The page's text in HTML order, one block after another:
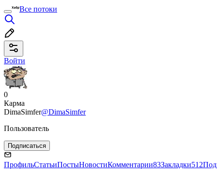
Все потоки
Войти
0
Карма
DimaSimfer@DimaSimfer
Пользователь
Подписаться
ПрофильСтатьиПостыНовостиКомментарии83Закладки512